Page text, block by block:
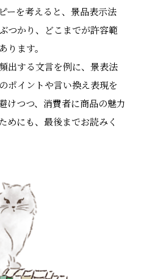
ーを考えると、景品表示法
つかり、どこまでが許容範
ります。
出する文言を例に、景表法
ポイントや言い換え表現を
けつつ、消費者に商品の魅力
めにも、最後までお読みく